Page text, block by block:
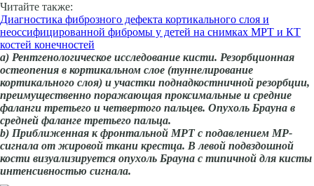
Читайте также:
Диагностика фиброзного дефекта кортикального слоя и
неоссифицированной фибромы у детей на снимках МРТ и КТ
костей конечностей
a) Рентгенологическое исследование кисти. Резорбционная
остеопения в кортикальном слое (туннелирование
кортикального слоя) и участки поднадкостничной резорбции,
преимущественно поражающая проксимальные и средние
фаланги третьего и четвертого пальцев. Опухоль Брауна в
средней фаланге третьего пальца.
b) Приближенная к фронтальной МРТ с подавлением МР-
сигнала от жировой ткани крестца. В левой подвздошной
кости визуализируется опухоль Брауна с типичной для кисты
интенсивностью сигнала.